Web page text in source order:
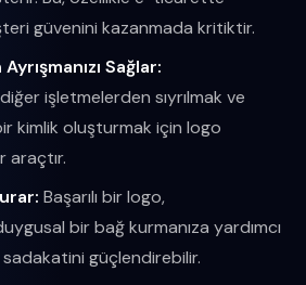
güvenini kazanmada kritiktir.
Sağlar:
işletmelerden sıyrılmak ve
kimlik oluşturmak için logo
araçtır.
Başarılı bir logo,
bir bağ kurmanıza yardımcı
güçlendirebilir.